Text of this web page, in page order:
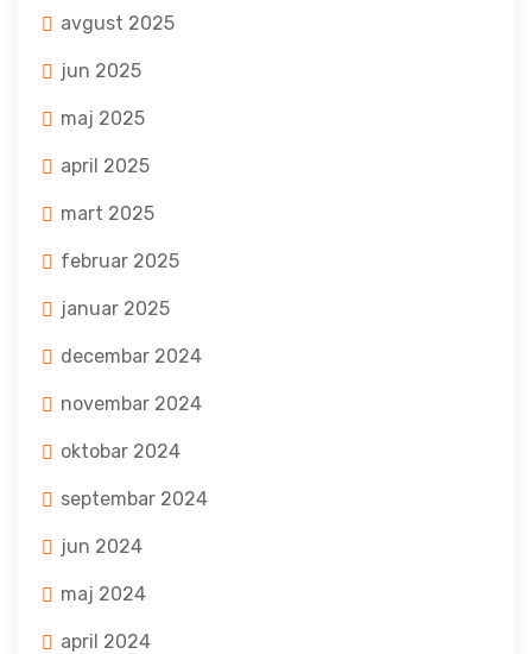
avgust 2025
jun 2025
maj 2025
april 2025
mart 2025
februar 2025
januar 2025
decembar 2024
novembar 2024
oktobar 2024
septembar 2024
jun 2024
maj 2024
april 2024